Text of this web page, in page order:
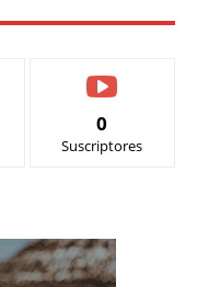
0
Suscriptores